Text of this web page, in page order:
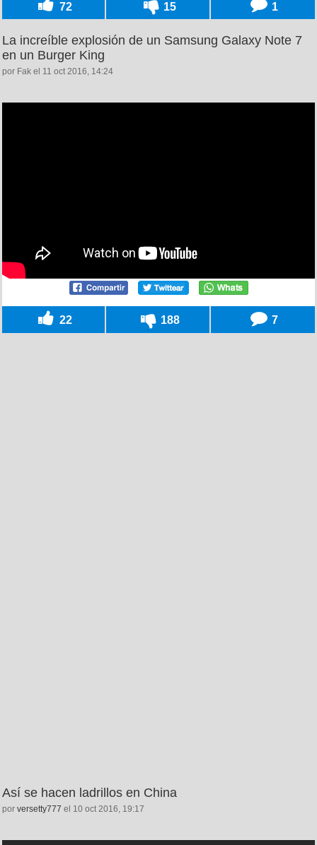
72 15 1
La increíble explosión de un Samsung Galaxy Note 7
en un Burger King
por Fak el 11 oct 2016, 14:24
22 188 7
Así se hacen ladrillos en China
por versetty777 el 10 oct 2016, 19:17